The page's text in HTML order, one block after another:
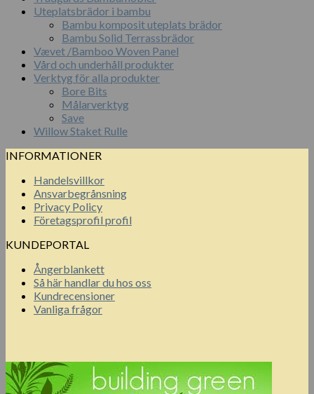
Uteplatsbrädor i bambu
Bambu komposit uteplats brädor
Bambu Solid Terrassbrädor
Vævet /Bamboo Woven Panel
Vård och underhåll produkter
Verktyg för alla produkter
Bore Bits
Målarverktyg
Save
Willow Staket Rulle
INFORMATIONER
Handelsvillkor
Ansvarbegrånsning
Privacy Policy
Företagsprofil profil
KUNDEPORTAL
Ångerblankett
Så här handlar du hos oss
Kundrecensioner
Vanliga frågor